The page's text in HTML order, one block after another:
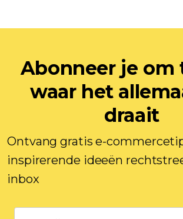
Abonneer je om
waar het
draait
Ontvang gratis e-
inspirerende ideeën
inbox